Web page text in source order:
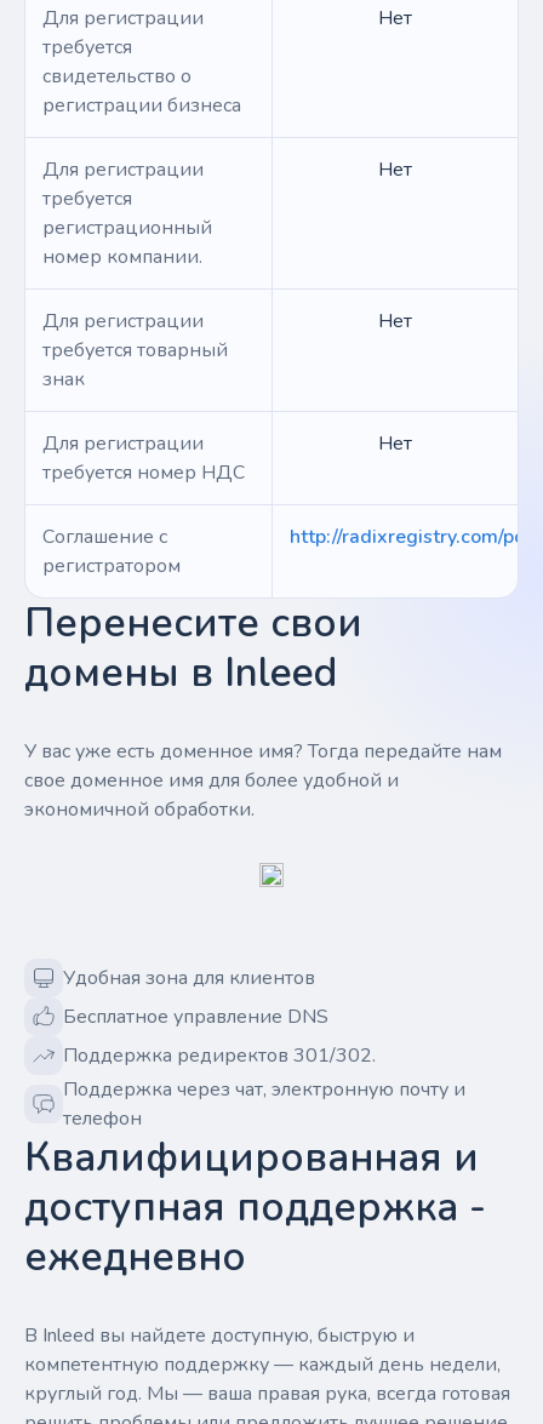
Для регистрации
требуется
свидетельство о
регистрации бизнеса
Нет
Для регистрации
требуется
регистрационный
номер компании.
Нет
Для регистрации
требуется товарный
знак
Нет
Для регистрации
требуется номер НДС
Нет
Соглашение с
регистратором
http://radixregistry.com/
Перенесите свои
домены в Inleed
У вас уже есть доменное имя? Тогда передайте нам
свое доменное имя для более удобной и
экономичной обработки.
Удобная зона для клиентов
Бесплатное управление DNS
Поддержка редиректов 301/302.
Поддержка через чат, электронную почту и
телефон
Квалифицированная и
доступная поддержка -
ежедневно
В Inleed вы найдете доступную, быструю и
компетентную поддержку — каждый день недели,
круглый год. Мы — ваша правая рука, всегда готовая